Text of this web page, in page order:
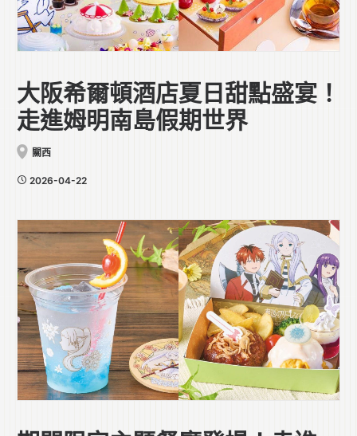
大阪希爾頓酒店夏日甜點盛宴！
走進姆明南島假期世界
關西
2026-04-22